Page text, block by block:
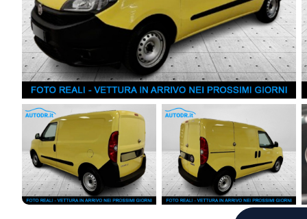
Climatizzatore
Alzacristalli elettrici anteriori
Volante multifunzione
Porta laterale scorrevole destra
Ruota di scorta
Vano carico allestito con scaffalatura
Veicolo in buone condizioni generali, unico
Finanziamenti personalizzati fino a 84 mesi anche
Per maggiori informazioni vieni a trovarci oppure